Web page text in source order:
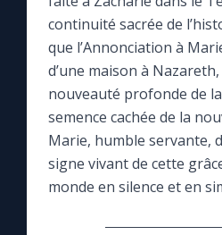
La vidéo de la semaine
Le compte Tiktok
Le magazine
Le site internet
continuité sacrée de
que l’Annonciation à
d’une maison à
nouveauté profonde de
semence cachée de la
Marie, humble servante,
signe vivant de cette
monde en silence et en